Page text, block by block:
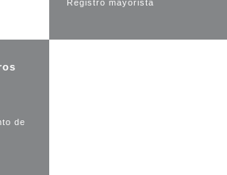
Registro mayorista
de